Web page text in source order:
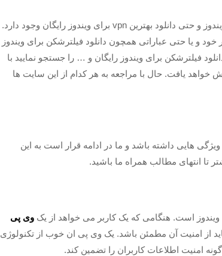
این روز ها روش‌ های متعددی برای جستجو و دانلود وی پی ان برای ویندوز و حتی دانلود بهترین vpn برای ویندوز رایگان وجود دارد.
و یا حتی عباراتی همچون دانلود فیلترشکن برای ویندوز
دانلود فیلترشکن برای ویندوز ۷، فیلترشکن برای ویندوز 10، دانلود فیلترشکن برای ویندوز رایگان و … را جستجو نمایید با
یافت. حال با مراجعه به هر کدام از این سایت‌ ها
هایی داشته باشد و ما در ادامه قرار است به این
تا انتهای مطالب همراه ما باشید.
است. هنگامی که یک کاربر می خواهد از یک وی پی
از امنیت آن مطمئن باشد. یک وی پی ان خوب از تکنولوژی
امنیت اطلاعات کاربران را تضمین کند.